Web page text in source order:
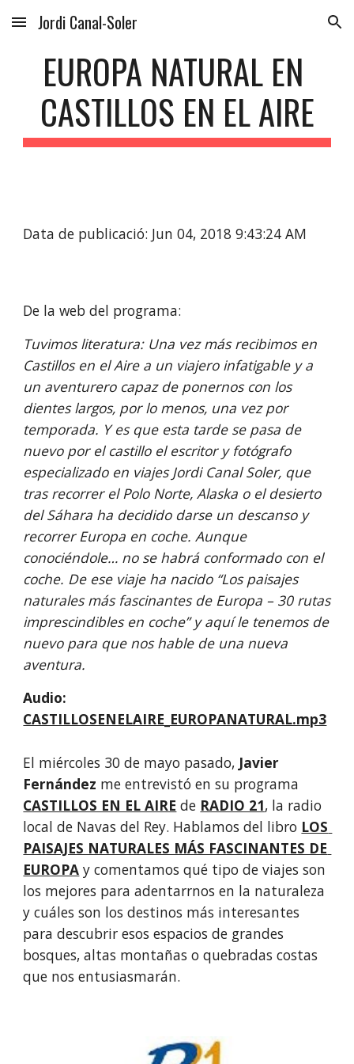
Skip to main content Skip to navigation
Jordi Canal-Soler
EUROPA NATURAL EN
CASTILLOS EN EL AIRE
Data de publicació: Jun 04, 2018 9:43:24 AM
De la web del programa:
Tuvimos literatura: Una vez más recibimos en
Castillos en el Aire a un viajero infatigable y a
un aventurero capaz de ponernos con los
dientes largos, por lo menos, una vez por
temporada. Y es que esta tarde se pasa de
nuevo por el castillo el escritor y fotógrafo
especializado en viajes Jordi Canal Soler, que
tras recorrer el Polo Norte, Alaska o el desierto
del Sáhara ha decidido darse un descanso y
recorrer Europa en coche. Aunque
conociéndole… no se habrá conformado con el
coche. De ese viaje ha nacido “Los paisajes
naturales más fascinantes de Europa – 30 rutas
imprescindibles en coche” y aquí le tenemos de
nuevo para que nos hable de una nueva
aventura.
CASTILLOSENELAIRE_EUROPANATURAL.mp3
El miércoles 30 de mayo pasado, Javier
Fernández
CASTILLOS EN EL AIRE de RADIO 21, la radio
local de Navas del Rey. Hablamos del libro LOS
PAISAJES NATURALES MÁS FASCINANTES DE
EUROPA y comentamos qué tipo de viajes son
los mejores para adentarrnos en la naturaleza
y cuáles son los destinos más interesantes
para descubrir esos espacios de grandes
bosques, altas montañas o quebradas costas
que nos entusiasmarán.